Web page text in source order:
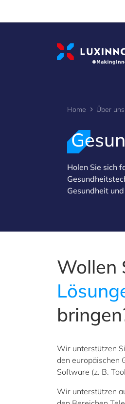
Home Über uns
Holen Sie sich
Gesundheit
Wollen
Wir unterstützen
den europäischen
Software (z. B.
Wir unterstützen